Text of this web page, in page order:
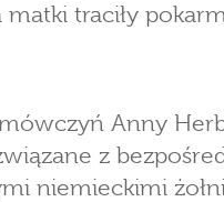
traciły
Anny
z
niemieckimi